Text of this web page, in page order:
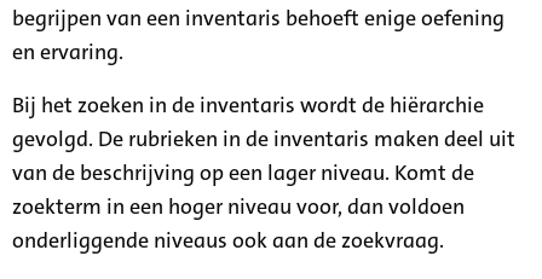
begrijpen van een inventaris behoeft enige oefening
en ervaring.
Bij het zoeken in de inventaris wordt de hiërarchie
gevolgd. De rubrieken in de inventaris maken deel uit
van de beschrijving op een lager niveau. Komt de
zoekterm in een hoger niveau voor, dan voldoen
onderliggende niveaus ook aan de zoekvraag.